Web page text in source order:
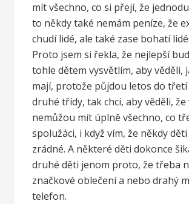
mít všechno, co si přejí, že
to někdy také nemám peníze, že
chudí lidé, ale také zase bohatí lidé.
Proto jsem si řekla, že nejlepší
tohle dětem vysvětlím, aby věděli,
mají, protože půjdou letos do třetí
druhé třídy, tak chci, aby věděli,
nemůžou mít úplně všechno, co
spolužáci, i když vím, že někdy
zrádné. A některé děti dokonce
druhé děti jenom proto, že třeba
značkové oblečení a nebo drahý
telefon.